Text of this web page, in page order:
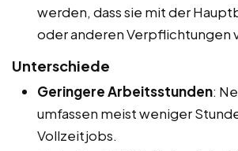
werden, dass sie mit der
oder anderen Verpflichtungen
Unterschiede
Geringere Arbeitsstunden:
umfassen meist weniger
Vollzeitjobs.